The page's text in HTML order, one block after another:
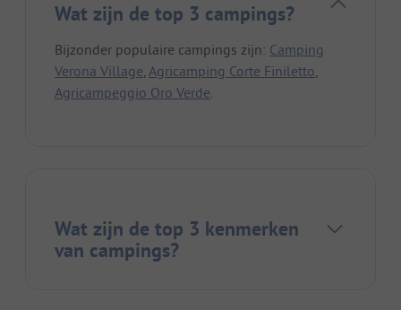
Wat zijn de top 3 campings?
Bijzonder populaire campings zijn: Camping
Verona Village,Agricamping Corte Finiletto,
Agricampeggio Oro Verde.
Wat zijn de top 3 kenmerken
van campings?